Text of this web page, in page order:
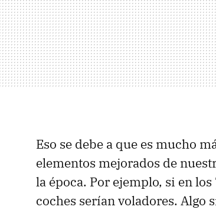
Eso se debe a que es mucho
elementos mejorados de
la época. Por ejemplo, si en
coches serían voladores.